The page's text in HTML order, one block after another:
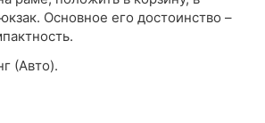
Основное его достоинство –
(Авто).